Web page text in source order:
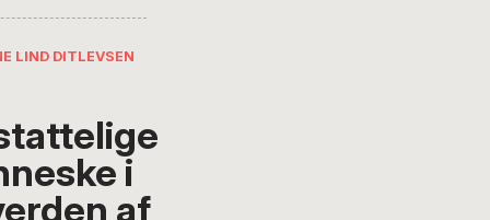
men i Italien
lyset og…
LIND DITLEVSEN
i
af